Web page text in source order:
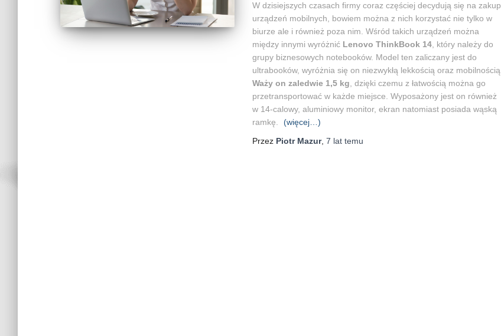
W dzisiejszych czasach firmy coraz częściej decydują się na zakup
urządzeń mobilnych, bowiem można z nich korzystać nie tylko w
biurze ale i również poza nim. Wśród takich urządzeń można
między innymi wyróżnić Lenovo ThinkBook 14 , który należy do
grupy biznesowych notebooków. Model ten zaliczany jest do
ultrabooków, wyróżnia się on niezwykłą lekkością oraz mobilnością.
Waży on zaledwie 1,5 kg , dzięki czemu z łatwością można go
przetransportować w każde miejsce. Wyposażony jest on również
w 14-calowy, aluminiowy monitor, ekran natomiast posiada wąską
ramkę.
(więcej…)
Przez Piotr Mazur, 7 lat temu